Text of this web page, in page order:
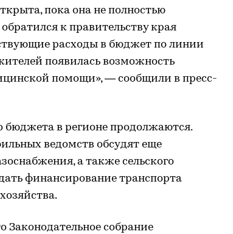
пока она не полностью
к правительству края
расходы в бюджет по линии
появилась возможность
помощи», — сообщили в пресс-
бюджета в регионе продолжаются.
ведомств обсудят еще
а также сельского
финансирование транспорта
Законодательное собрание